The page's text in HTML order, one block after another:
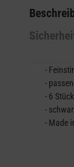
-
-
- 6 Stück
-
- Made